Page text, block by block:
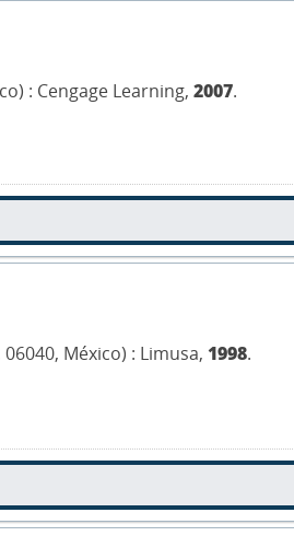
: Cengage Learning, 2007.
México) : Limusa, 1998.